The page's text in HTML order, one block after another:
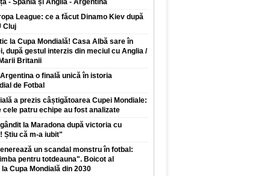
- Spania și Anglia - Argentina
League: ce a făcut Dinamo Kiev după
Cluj
la Cupa Mondială! Casa Albă sare în
după gestul interzis din meciul cu Anglia /
Britanii
o finală unică în istoria
de Fotbal
a prezis câștigătoarea Cupei Mondiale:
cele patru echipe au fost analizate
la Maradona după victoria cu
Știu că m-a iubit"
un scandal monstru în fotbal:
pentru totdeauna". Boicot al
Cupa Mondială din 2030